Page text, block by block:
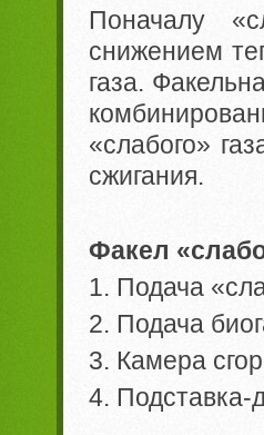
Поначалу
снижением
газа.
«слабого»
сжигания.
Факел
1. Подача
2. Подача
3. Камера
4. Подставка-